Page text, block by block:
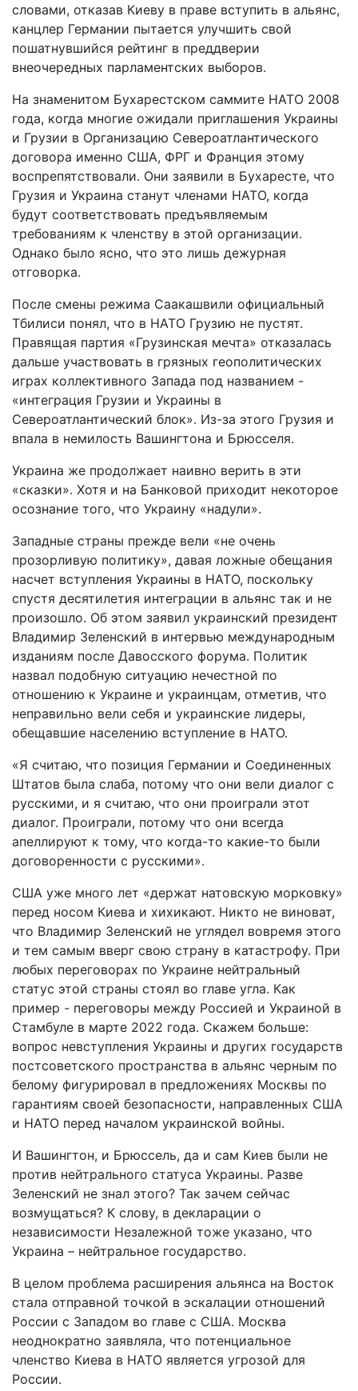
словами, отказав Киеву в праве вступить в альянс,
канцлер Германии пытается улучшить свой
пошатнувшийся рейтинг в преддверии
внеочередных парламентских выборов.
На знаменитом Бухарестском саммите НАТО 2008
года, когда многие ожидали приглашения Украины
и Грузии в Организацию Североатлантического
договора именно США, ФРГ и Франция этому
воспрепятствовали. Они заявили в Бухаресте, что
Грузия и Украина станут членами НАТО, когда
будут соответствовать предъявляемым
требованиям к членству в этой организации.
Однако было ясно, что это лишь дежурная
отговорка.
После смены режима Саакашвили официальный
Тбилиси понял, что в НАТО Грузию не пустят.
Правящая партия «Грузинская мечта» отказалась
дальше участвовать в грязных геополитических
играх коллективного Запада под названием -
«интеграция Грузии и Украины в
Североатлантический блок». Из-за этого Грузия и
впала в немилость Вашингтона и Брюсселя.
Украина же продолжает наивно верить в эти
«сказки». Хотя и на Банковой приходит некоторое
осознание того, что Украину «надули».
Западные страны прежде вели «не очень
прозорливую политику», давая ложные обещания
насчет вступления Украины в НАТО, поскольку
спустя десятилетия интеграции в альянс так и не
произошло. Об этом заявил украинский президент
Владимир Зеленский в интервью международным
изданиям после Давосского форума. Политик
назвал подобную ситуацию нечестной по
отношению к Украине и украинцам, отметив, что
неправильно вели себя и украинские лидеры,
обещавшие населению вступление в НАТО.
«Я считаю, что позиция Германии и Соединенных
Штатов была слаба, потому что они вели диалог с
русскими, и я считаю, что они проиграли этот
диалог. Проиграли, потому что они всегда
апеллируют к тому, что когда-то какие-то были
договоренности с русскими».
США уже много лет «держат натовскую морковку»
перед носом Киева и хихикают. Никто не виноват,
что Владимир Зеленский не углядел вовремя этого
и тем самым вверг свою страну в катастрофу. При
любых переговорах по Украине нейтральный
статус этой страны стоял во главе угла. Как
пример - переговоры между Россией и Украиной в
Стамбуле в марте 2022 года. Скажем больше:
вопрос невступления Украины и других государств
постсоветского пространства в альянс черным по
белому фигурировал в предложениях Москвы по
гарантиям своей безопасности, направленных США
и НАТО перед началом украинской войны.
И Вашингтон, и Брюссель, да и сам Киев были не
против нейтрального статуса Украины. Разве
Зеленский не знал этого? Так зачем сейчас
возмущаться? К слову, в декларации о
независимости Незалежной тоже указано, что
Украина – нейтральное государство.
В целом проблема расширения альянса на Восток
стала отправной точкой в эскалации отношений
России с Западом во главе с США. Москва
неоднократно заявляла, что потенциальное
членство Киева в НАТО является угрозой для
России.